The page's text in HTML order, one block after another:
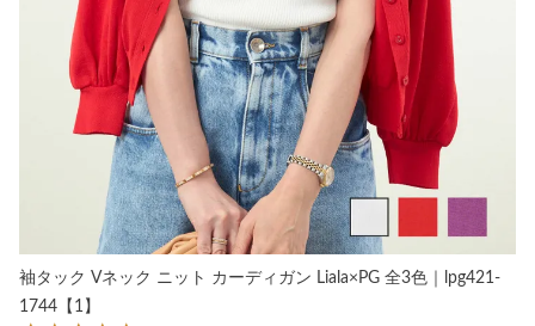
袖タック Vネック ニット カーディガン Liala×PG 全3色｜lpg421-
1744【1】